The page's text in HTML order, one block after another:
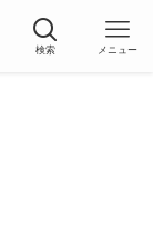
検索 メニュー